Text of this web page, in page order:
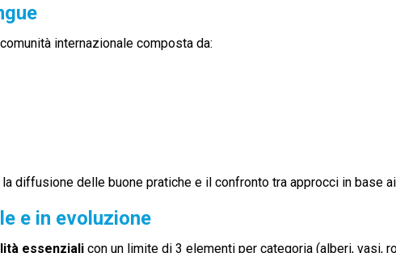
internazionale composta da:
diffusione delle buone pratiche e il confronto tra approcci in base
e in evoluzione
essenziali con un limite di 3 elementi per categoria (alberi, vasi,